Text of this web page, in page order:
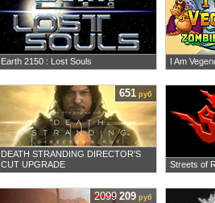
Earth 2150 : Lost Souls I Am
DEATH STRANDING DIRECTOR'S
CUT UPGRADE
651 руб
Streets of
2099 209 руб